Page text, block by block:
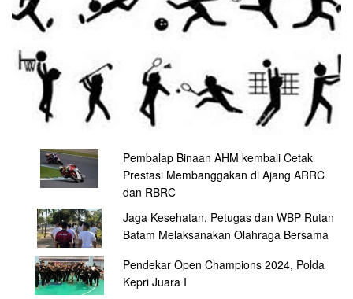
Pembalap Binaan AHM kembali Cetak
Prestasi Membanggakan di Ajang ARRC
dan RBRC
Jaga Kesehatan, Petugas dan WBP Rutan
Batam Melaksanakan Olahraga Bersama
Pendekar Open Champions 2024, Polda
Kepri Juara I